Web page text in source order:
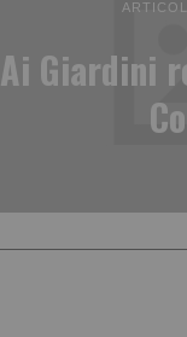
Ai Giardini